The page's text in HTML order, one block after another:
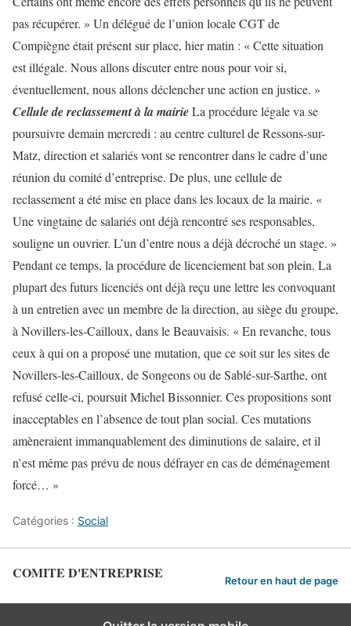
pas récupérer. » Un délégué de l’union locale CGT de
Compiègne était présent sur place, hier matin : « Cette situation
est illégale. Nous allons discuter entre nous pour voir si,
éventuellement, nous allons déclencher une action en justice. »
Cellule de reclassement à la mairieLa procédure légale va se
poursuivre demain mercredi : au centre culturel de Ressons-sur-
Matz, direction et salariés vont se rencontrer dans le cadre d’une
réunion du comité d’entreprise. De plus, une cellule de
reclassement a été mise en place dans les locaux de la mairie. «
Une vingtaine de salariés ont déjà rencontré ses responsables,
souligne un ouvrier. L’un d’entre nous a déjà décroché un stage. »
Pendant ce temps, la procédure de licenciement bat son plein. La
plupart des futurs licenciés ont déjà reçu une lettre les convoquant
à un entretien avec un membre de la direction, au siège du groupe,
à Novillers-les-Cailloux, dans le Beauvaisis. « En revanche, tous
ceux à qui on a proposé une mutation, que ce soit sur les sites de
Novillers-les-Cailloux, de Songeons ou de Sablé-sur-Sarthe, ont
refusé celle-ci, poursuit Michel Bissonnier. Ces propositions sont
inacceptables en l’absence de tout plan social. Ces mutations
amèneraient immanquablement des diminutions de salaire, et il
n’est même pas prévu de nous défrayer en cas de déménagement
forcé… »
Catégories : Social
COMITE D'ENTREPRISE Retour en haut de page